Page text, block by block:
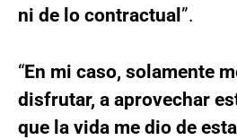
ni de lo contractual ”.
“En mi caso, solamente
disfrutar, a aprovechar
que la vida me dio de